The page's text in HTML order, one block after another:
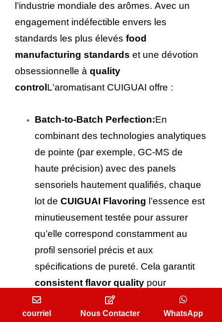
l’industrie mondiale des arômes. Avec un
engagement indéfectible envers les
standards les plus élevés food
manufacturing standards et une dévotion
obsessionnelle à quality
control L'aromatisant CUIGUAI offre :
Batch-to-Batch Perfection:En
combinant des technologies analytiques
de pointe (par exemple, GC-MS de
haute précision) avec des panels
sensoriels hautement qualifiés, chaque
lot de CUIGUAI Flavoring l’essence est
minutieusement testée pour assurer
qu’elle correspond constamment au
profil sensoriel précis et aux
spécifications de pureté. Cela garantit
consistent flavor quality pour
l'ensemble de vos lots de production.
Global Compliance, Local
courriel Nous Contacter WhatsApp